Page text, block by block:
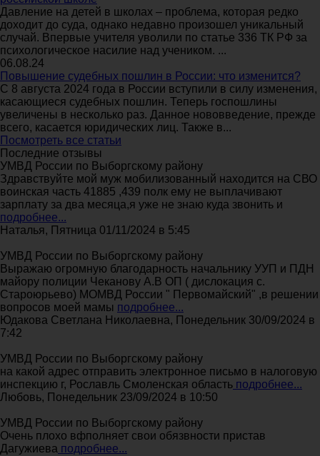
Давление на детей в школах – проблема, которая редко
доходит до суда, однако недавно произошел уникальный
случай. Впервые учителя уволили по статье 336 ТК РФ за
психологическое насилие над учеником. ...
06.08.24
Повышение судебных пошлин в России: что изменится?
С 8 августа 2024 года в России вступили в силу изменения,
касающиеся судебных пошлин. Теперь госпошлины
увеличены в несколько раз. Данное нововведение, прежде
всего, касается юридических лиц. Также в...
Посмотреть все статьи
Последние отзывы
УМВД России по Выборгскому району
Здравствуйте мой муж мобилизованный находится на СВО
воинская часть 41885 ,439 полк ему не выплачивают
зарплату за два месяца,я уже не знаю куда звонить и
подробнее...
Наталья, Пятница 01/11/2024 в 5:45
УМВД России по Выборгскому району
Выражаю огромную благодарность начальнику УУП и ПДН
майору полиции Чеканову А.В ОП ( дислокация с.
Староюрьево) МОМВД России " Первомайский" ,в решении
вопросов моей мамы подробнее...
Юдакова Светлана Николаевна, Понедельник 30/09/2024 в
7:42
УМВД России по Выборгскому району
на какой адрес отправить электронное письмо в налоговую
инспекцию г, Рославль Смоленская область подробнее...
Любовь, Понедельник 23/09/2024 в 10:50
УМВД России по Выборгскому району
Очень плохо вфполняет свои обязвности пристав
Дагужиева подробнее...